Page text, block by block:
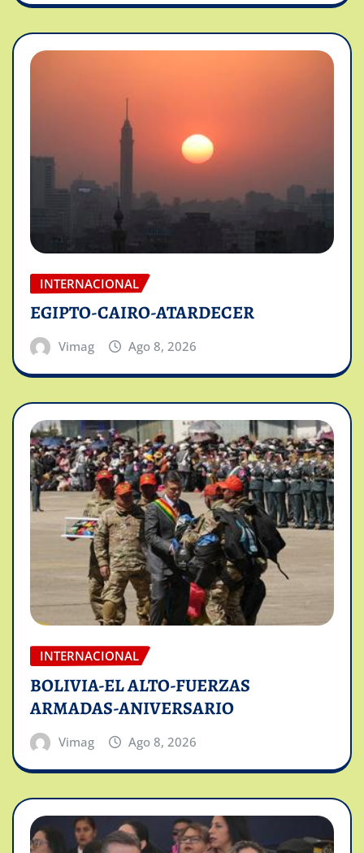
INTERNACIONAL
EGIPTO-CAIRO-ATARDECER
Vimag Ago 8, 2026
INTERNACIONAL
BOLIVIA-EL ALTO-FUERZAS
ARMADAS-ANIVERSARIO
Vimag Ago 8, 2026